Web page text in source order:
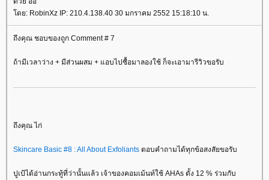
ดย: RobinXz IP: 210.4.138.40 30 มกราคม 2552 15:18:10 น.
ถึงคุณ ชอบของถูก Comment # 7
ถ้ามีเวลาว่าง + มีส่วนผสม + แอบไปซื้อมาลองใช้ ก็จะเอามารีวิวขอรับ
ถึงคุณ ไก่
Skincare Basic #8 : All About Exfoliants ตอบคำถามได้ทุกข้อสงสัยขอรับ
ปูเป้ได้อ่านกระทู้ที่ว่านั้นแล้ว เจ้าของคอมเม้นท์ใช้ AHAs ตั้ง 12 % ร่วมกับ